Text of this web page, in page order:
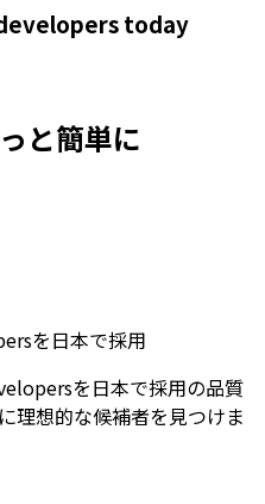
today
と簡単に
を日本で採用
を日本で採用の品質
理想的な候補者を見つけま